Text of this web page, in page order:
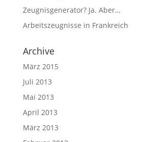
Zeugnisgenerator? Ja. Aber…
Arbeitszeugnisse in Frankreich
Archive
März 2015
Juli 2013
Mai 2013
April 2013
März 2013